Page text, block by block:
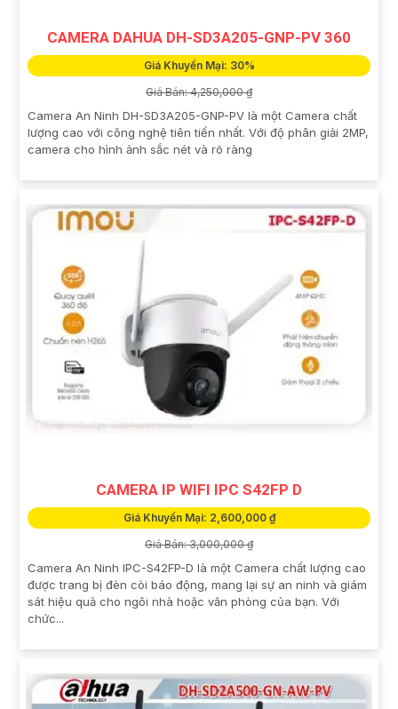
CAMERA DAHUA DH-SD3A205-GNP-PV 360
Giá Khuyến Mại: 30%
Giá Bán: 4,250,000 ₫
Camera An Ninh DH-SD3A205-GNP-PV là một Camera chất
lượng cao với công nghệ tiên tiến nhất. Với độ phân giải 2MP,
camera cho hình ảnh sắc nét và rõ ràng
CAMERA IP WIFI IPC S42FP D
Giá Khuyến Mại: 2,600,000 ₫
Giá Bán: 3,000,000 ₫
Camera An Ninh IPC-S42FP-D là một Camera chất lượng cao
được trang bị đèn còi báo động, mang lại sự an ninh và giám
sát hiệu quả cho ngôi nhà hoặc văn phòng của bạn. Với
chức...